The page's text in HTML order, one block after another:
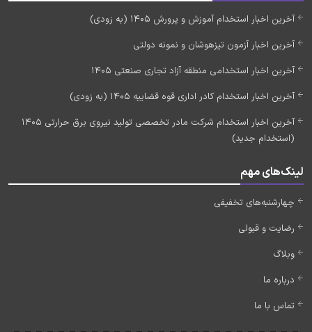
آخرین اخبار استخدام آموزش و پرورش 1405 (به زودی)
آخرین اخبار آزمون تیزهوشان و نمونه دولتی
آخرین اخبار استخدامی منطقه آزاد تجاری صنعتی 1405
آخرین اخبار استخدام کادر اداری قوه قضاییه 1405 (به زودی)
آخرین اخبار استخدام شرکت مادر تخصصی تولید نیروی برق حرارتی 1405
(استخدام جدید)
لینک‌های مهم
چهارشنبه‌های تخفیفی
رضایت و قبولی
وبلاگ
درباره ما
تماس با ما